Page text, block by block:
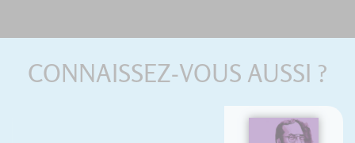
CONNAISSEZ-VOUS AUSSI ?